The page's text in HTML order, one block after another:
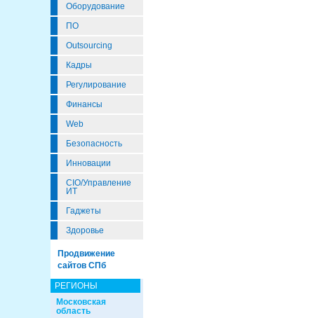
Оборудование
ПО
Outsourcing
Кадры
Регулирование
Финансы
Web
Безопасность
Инновации
CIO/Управление
ИТ
Гаджеты
Здоровье
Продвижение
сайтов СПб
РЕГИОНЫ
Московская
область